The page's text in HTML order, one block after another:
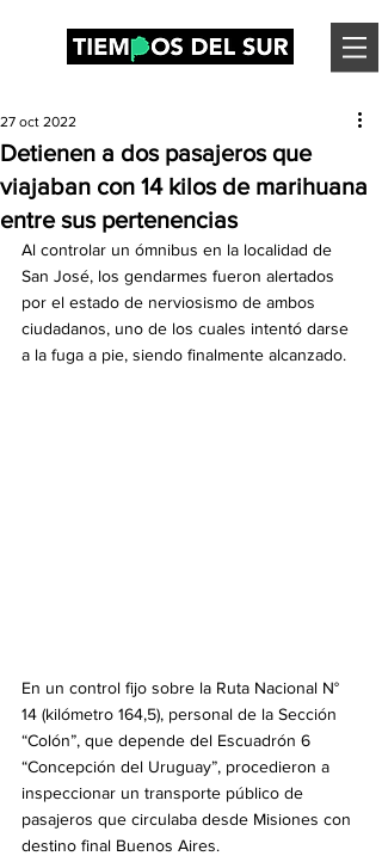
Detienen a dos pasajeros que
viajaban con 14 kilos de marihuana
entre sus pertenencias
27 oct 2022
Al controlar un ómnibus en la localidad de
San José, los gendarmes fueron alertados
por el estado de nerviosismo de ambos
ciudadanos, uno de los cuales intentó darse
a la fuga a pie, siendo finalmente alcanzado.
En un control fijo sobre la Ruta Nacional N°
14 (kilómetro 164,5), personal de la Sección
“Colón”, que depende del Escuadrón 6
“Concepción del Uruguay”, procedieron a
inspeccionar un transporte público de
pasajeros que circulaba desde Misiones con
destino final Buenos Aires.